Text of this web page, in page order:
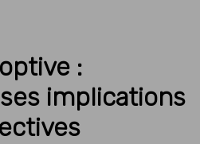
:
implications